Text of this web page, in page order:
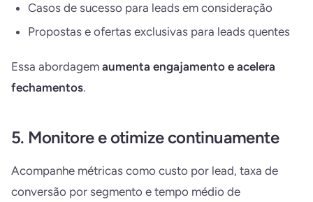
Casos de sucesso para leads em consideração
Propostas e ofertas exclusivas para leads quentes
Essa abordagem aumenta engajamento e acelera
fechamentos.
5. Monitore e otimize continuamente
Acompanhe métricas como custo por lead, taxa de
conversão por segmento e tempo médio de